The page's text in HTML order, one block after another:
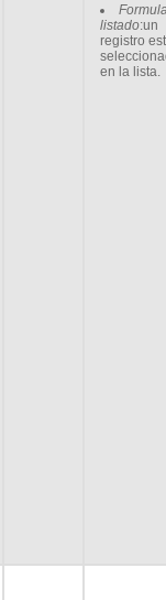
listado:un
registro
en la lista.